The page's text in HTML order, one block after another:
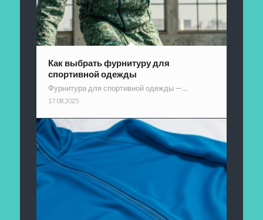
Как выбрать фурнитуру для
спортивной одежды
Фурнитура для спортивной одежды —…
17.08.2025